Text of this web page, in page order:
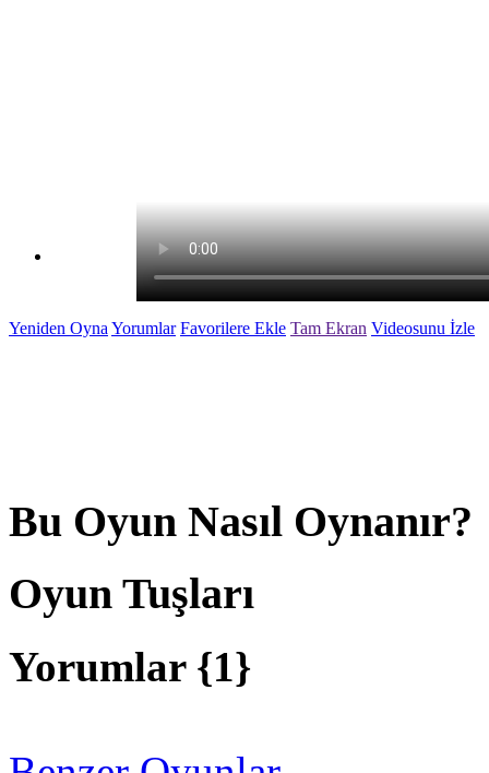
Fopiler Oyunu
Yeniden Oyna Yorumlar Favorilere Ekle Tam Ekran Videosunu İzle
Bu Oyun Nasıl Oynanır?
Oyun Tuşları
Yorumlar {1}